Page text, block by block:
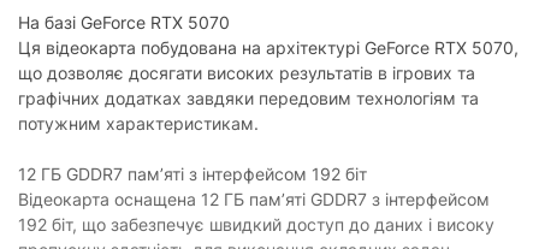
На базі GeForce RTX 5070
Ця відеокарта побудована на архітектурі GeForce RTX 5070,
що дозволяє досягати високих результатів в ігрових та
графічних додатках завдяки передовим технологіям та
потужним характеристикам.
12 ГБ GDDR7 пам’яті з інтерфейсом 192 біт
Відеокарта оснащена 12 ГБ пам’яті GDDR7 з інтерфейсом
192 біт, що забезпечує швидкий доступ до даних і високу